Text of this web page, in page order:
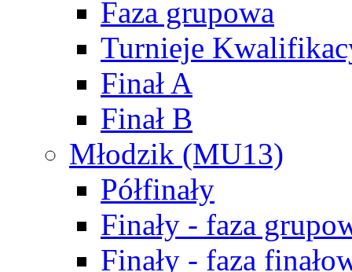
Faza grupowa
Turnieje
Finał A
Finał B
Młodzik (MU13)
Półfinały
Finały - faza
Finały - faza